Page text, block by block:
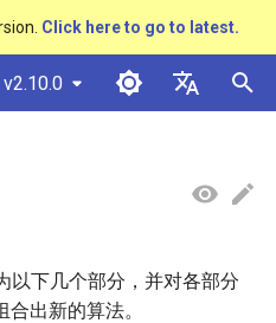
Click here to go to latest.
v2.10.0
Pу́сский язы́к
हिन्दी
文本识别
知识蒸馏
paddleocr package使用说
表格识别
服务化部署
包装生产日期
印章检测与识别
以下几个部分，并对各部分
出新的算法。